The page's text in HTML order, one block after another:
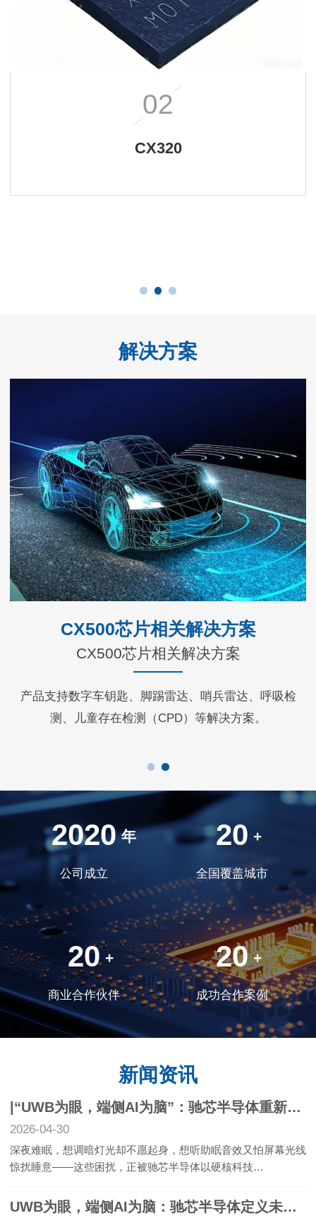
02
CX320
解决方案
CX500芯片相关解决方案
CX500芯片相关解决方案
产品支持数字车钥匙、脚踢雷达、哨兵雷达、呼吸检
测、儿童存在检测（CPD）等解决方案。
2020 年
公司成立
20 +
全国覆盖城市
20 +
商业合作伙伴
20 +
成功合作案例
新闻资讯
|“UWB为眼，端侧AI为脑”：驰芯半导体重新定义未来智慧卧室
2026-04-30
深夜难眠，想调暗灯光却不愿起身，想听助眠音效又怕屏幕光线
惊扰睡意——这些困扰，正被驰芯半导体以硬核科技…
UWB为眼，端侧AI为脑：驰芯半导体定义未来卧室